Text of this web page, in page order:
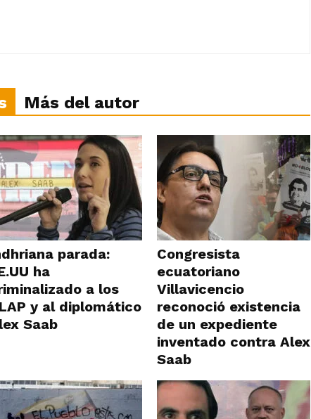
Más del autor
parada:
ha
a los
y al diplomático
Saab
Congresista
ecuatoriano
Villavicencio
reconoció existencia
de un expediente
inventado contra Alex
Saab